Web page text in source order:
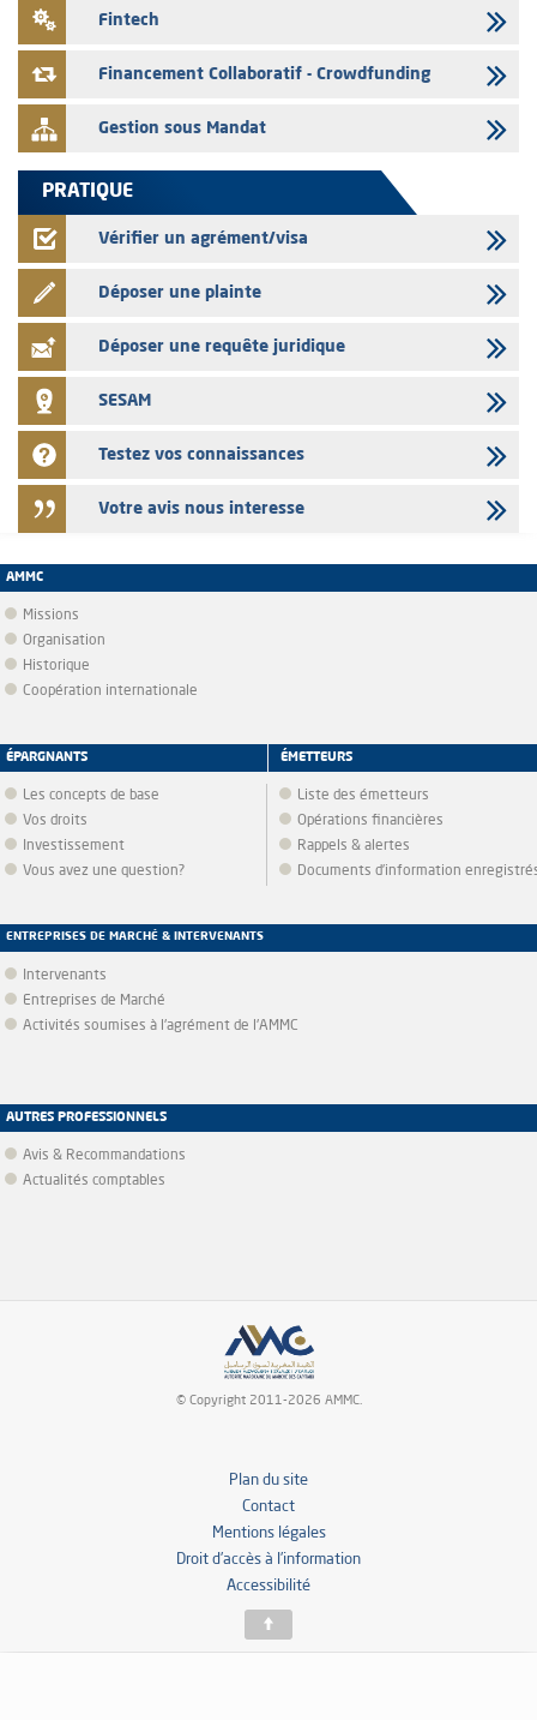
03/08/2026
L' AMMC publie les indicateurs mensuels du marché des capitaux pour
le mois de Juin 2026
Fintech
Financement Collaboratif - Crowdfunding
Gestion sous Mandat
PRATIQUE
Vérifier un agrément/visa
Déposer une plainte
Déposer une requête juridique
SESAM
Testez vos connaissances
Votre avis nous interesse
AMMC
Missions
Organisation
Historique
Coopération internationale
ÉPARGNANTS
Les concepts de base
Vos droits
Investissement
Vous avez une question?
ÉMETTEURS
Liste des émetteurs
Opérations financières
Rappels & alertes
Documents d’information
ENTREPRISES DE MARCHÉ & INTERVENANTS
Intervenants
Entreprises de Marché
Activités soumises à l'agrément de l'AMMC
AUTRES PROFESSIONNELS
Avis & Recommandations
Actualités comptables
© Copyright 2011-2026 AMMC.
Plan du site
Contact
Mentions légales
Droit d’accès à l’information
Accessibilité